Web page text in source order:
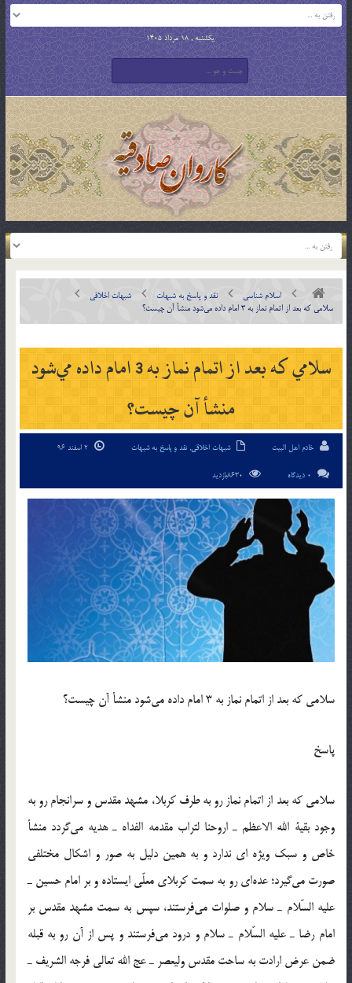
یکشنبه , 18 مرداد 1405
اسلام شناسی نقد و پاسخ به شبهات
شبهات اخلاقی
سلامي كه بعد از اتمام نماز به 3 امام داده مي‌شود منشأ آن چيست؟
سلامي كه بعد از اتمام نماز به 3 امام داده مي‌شود
منشأ آن چيست؟
خادم اهل البیت شبهات اخلاقی, نقد و پاسخ به شبهات
0 دیدگاه
سلامي كه بعد از اتمام نماز به 3 امام داده مي‌شود منشأ آن چيست؟
پاسخ
سلامي كه بعد از اتمام نماز رو به طرف كربلا، مشهد مقدس و سرانجام رو به
وجود بقية الله الاعظم ـ اروحنا لتراب مقدمه الفداه ـ هديه مي‌گردد منشأ
خاص و سبک ويژه اي ندارد و به همين دليل به صور و اشكال مختلفي
صورت مي‌گيرد؛ عده‌اي رو به سمت كربلاي معلّي ايستاده و بر امام حسين ـ
عليه السّلام ـ سلام و صلوات مي‌فرستند، سپس به سمت مشهد مقدس بر
امام رضا ـ عليه السّلام ـ سلام و درود مي‌فرستند و پس از آن رو به قبله
ضمن عرض ارادت به ساحت مقدس وليعصر ـ عج الله تعالي فرجه الشريف ـ